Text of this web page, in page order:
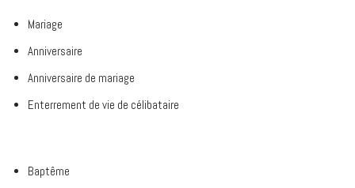
Mariage
Anniversaire
Anniversaire de mariage
Enterrement de vie de célibataire
Baptême